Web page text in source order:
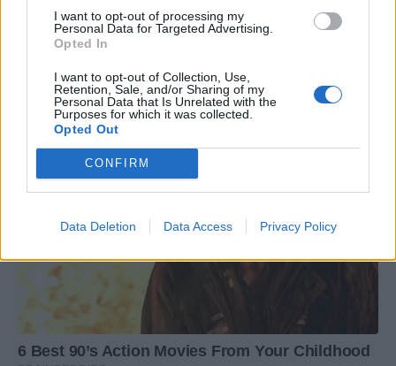
I want to opt-out of processing my
Personal Data for Targeted Advertising.
Opted In
I want to opt-out of Collection, Use,
Retention, Sale, and/or Sharing of my
Personal Data that Is Unrelated with the
Purposes for which it was collected.
Opted Out
CONFIRM
Data Deletion Data Access Privacy Policy